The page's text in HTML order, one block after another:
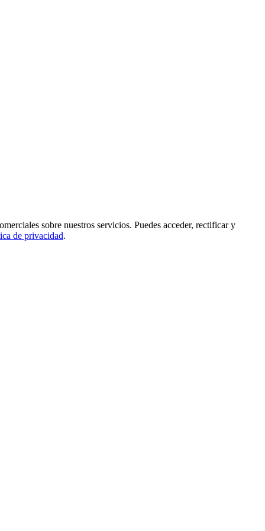
sobre nuestros servicios. Puedes acceder, rectificar y
de privacidad.